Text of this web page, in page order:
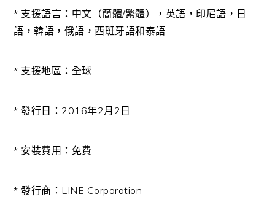
* 支援語言：中文（簡體/繁體），英語，印尼語，日
語，韓語，俄語，西班牙語和泰語
* 支援地區：全球
* 發行日：2016年2月2日
* 安裝費用：免費
* 發行商：LINE Corporation